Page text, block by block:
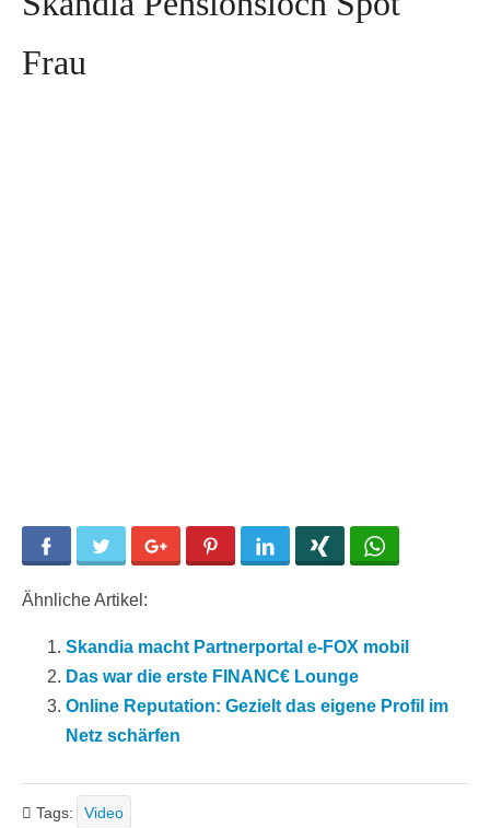
Frau
Facebook Twitter Google+ Pinterest LinkedIn
Ähnliche Artikel:
Skandia macht Partnerportal e-FOX mobil
Das war die erste FINANC€ Lounge
Online Reputation: Gezielt das eigene Profil im
Netz schärfen
Tags: Video